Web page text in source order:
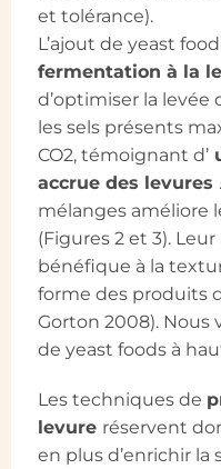
et tolérance).
L’ajout de yeast
fermentation à la
d’optimiser la levée
les sels présents
CO2, témoignant d’
accrue des levures
mélanges améliore
(Figures 2 et 3).
bénéfique à la
forme des produits
Gorton 2008). Nous
de yeast foods à
Les techniques de
levure réservent
en plus d’enrichir la